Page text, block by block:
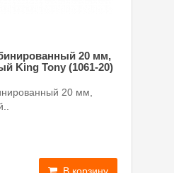
20 мм,
King Tony (1061-20)
20 мм,